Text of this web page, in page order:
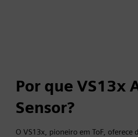
Por que VS13x
Sensor?
O VS13x, pioneiro em ToF, oferece